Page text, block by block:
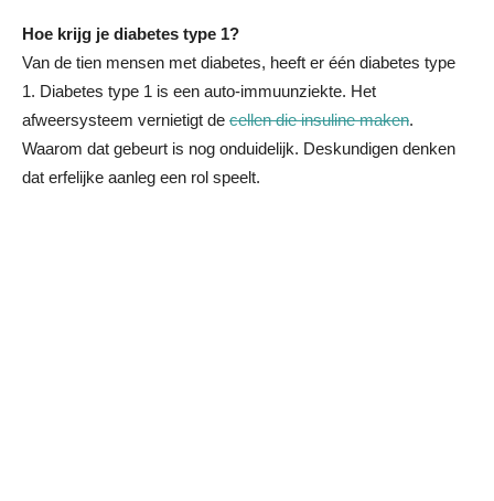
Hoe krijg je diabetes type 1?
Van de tien mensen met diabetes, heeft er één diabetes type
1. Diabetes type 1 is een auto-immuunziekte. Het
afweersysteem vernietigt de cellen die insuline maken.
Waarom dat gebeurt is nog onduidelijk. Deskundigen denken
dat erfelijke aanleg een rol speelt.